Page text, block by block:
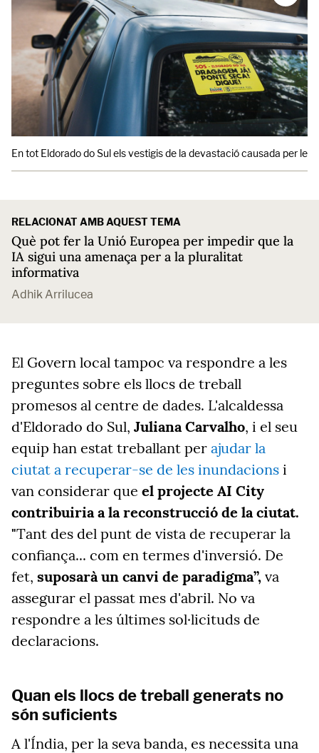
En tot Eldorado do Sul els vestigis de la devastació causada per les
RELACIONAT AMB AQUEST TEMA
Què pot fer la Unió Europea per impedir que la
IA sigui una amenaça per a la pluralitat
informativa
Adhik Arrilucea
El Govern local tampoc va respondre a les
preguntes sobre els llocs de treball
promesos al centre de dades. L'alcaldessa
d'Eldorado do Sul, Juliana Carvalho, i el seu
equip han estat treballant per ajudar la
ciutat a recuperar-se de les inundacions i
van considerar que el projecte AI City
contribuiria a la reconstrucció de la ciutat.
"Tant des del punt de vista de recuperar la
confiança... com en termes d'inversió. De
fet, suposarà un canvi de paradigma”, va
assegurar el passat mes d'abril. No va
respondre a les últimes sol·licituds de
declaracions.
Quan els llocs de treball generats no
són suficients
A l'Índia, per la seva banda, es necessita una